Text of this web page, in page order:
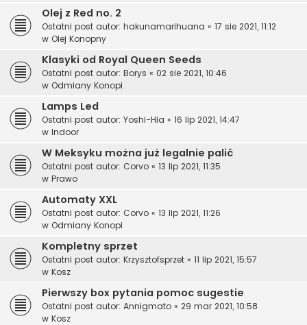
Olej z Red no. 2
Ostatni post autor: hakunamarihuana « 17 sie 2021, 11:12
w Olej Konopny
Klasyki od Royal Queen Seeds
Ostatni post autor: Borys « 02 sie 2021, 10:46
w Odmiany Konopi
Lamps Led
Ostatni post autor: Yoshi-Hia « 16 lip 2021, 14:47
w Indoor
W Meksyku można już legalnie palić
Ostatni post autor: Corvo « 13 lip 2021, 11:35
w Prawo
Automaty XXL
Ostatni post autor: Corvo « 13 lip 2021, 11:26
w Odmiany Konopi
Kompletny sprzet
Ostatni post autor: Krzysztofsprzet « 11 lip 2021, 15:57
w Kosz
Pierwszy box pytania pomoc sugestie
Ostatni post autor: Annigmato « 29 mar 2021, 10:58
w Kosz